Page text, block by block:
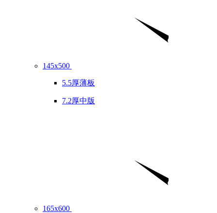
145x500
5.5厚薄板
7.2厚中版
165x600